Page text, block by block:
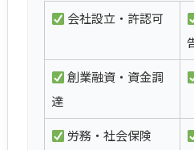
会社設立・許認可
創業融資・資金調
達
労務・社会保険